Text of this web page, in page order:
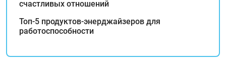
счастливых отношений
Топ-5 продуктов-энерджайзеров для
работоспособности